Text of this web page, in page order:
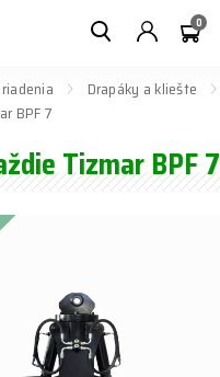
0
Drapáky a kliešte
BPF 7
Tizmar BPF 7